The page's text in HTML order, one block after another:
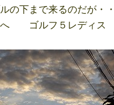
下まで来るのだが・
へ ゴルフ５レディス